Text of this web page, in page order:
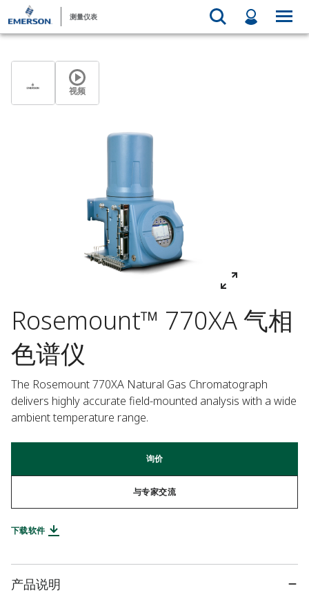
测量仪表
视频
Rosemount™ 770XA 气相
色谱仪
The Rosemount 770XA Natural Gas Chromatograph
delivers highly accurate field-mounted analysis with a wide
ambient temperature range.
询价
与专家交流
下载软件
产品说明